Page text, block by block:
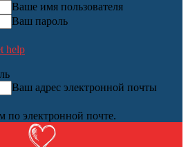
Ваше имя пользователя
Ваш пароль
help
Ваш адрес электронной почты
по электронной почте.